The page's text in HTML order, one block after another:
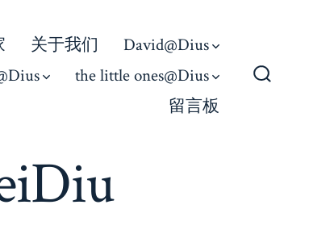
关于我们
David@Dius
the little ones@Dius
留言板